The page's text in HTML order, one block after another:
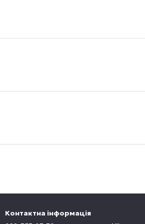
Контактна інформація